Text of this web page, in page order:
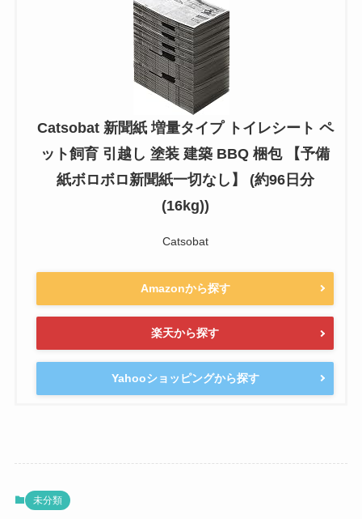
Catsobat 新聞紙 増量タイプ トイレシート ペ
ット飼育 引越し 塗装 建築 BBQ 梱包 【予備
紙ボロボロ新聞紙一切なし】 (約96日分
(16kg))
Catsobat
Amazonから探す
楽天から探す
Yahooショッピングから探す
未分類